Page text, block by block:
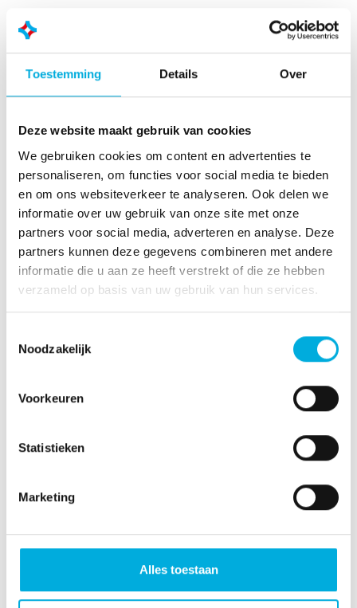
Toestemming Details Over
Deze website maakt gebruik van cookies
We gebruiken cookies om content en advertenties te
personaliseren, om functies voor social media te bieden
en om ons websiteverkeer te analyseren. Ook delen we
informatie over uw gebruik van onze site met onze
partners voor social media, adverteren en analyse. Deze
partners kunnen deze gegevens combineren met andere
informatie die u aan ze heeft verstrekt of die ze hebben
verzameld op basis van uw gebruik van hun services.
Noodzakelijk
Voorkeuren
Statistieken
Marketing
Alles toestaan
Alex van Dalen
Managing Director
+31 (0)513 - 46 95 00
alex.van.dalen@batenburg.nl
Levering
volgende markten:
Food & beverage
Marine & Offshore
volgende gebieden:
UL keur